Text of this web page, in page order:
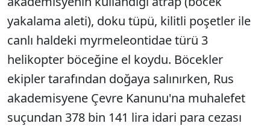
yakalama aleti), doku tüpü, kilitli poşetler ile
canlı haldeki myrmeleontidae türü 3
helikopter böceğine el koydu. Böcekler
ekipler tarafından doğaya salınırken, Rus
akademisyene Çevre Kanunu'na muhalefet
suçundan 378 bin 141 lira idari para cezası